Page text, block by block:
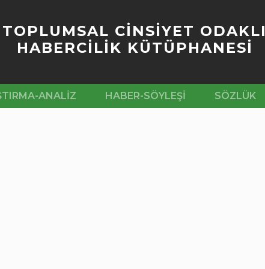
TOPLUMSAL CİNSİYET ODAKLI
HABERCİLİK KÜTÜPHANESİ
ANALIZ HABER-SÖYLEŞI SÖZLÜK